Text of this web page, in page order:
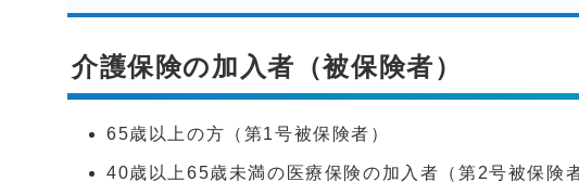
介護保険の加入者（被保険者）
65歳以上の方（第1号被保険者）
40歳以上65歳未満の医療保険の加入者（第2号被保険者